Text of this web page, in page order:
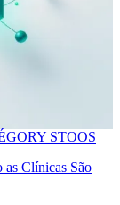
STOOS
Clínicas São